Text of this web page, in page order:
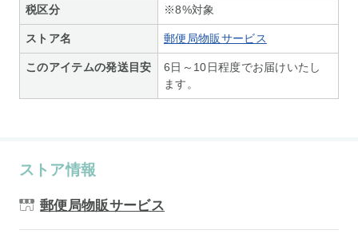
税区分 ※8%対象
ストア名 郵便局物販サービス
このアイテムの発送目安
6日～10日程度でお届けいたし
ます。
ストア情報
郵便局物販サービス